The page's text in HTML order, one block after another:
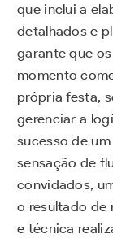
que inclui a
detalhados e
garante que
momento
própria festa,
gerenciar a
sucesso de
sensação de
convidados,
o resultado de
e técnica